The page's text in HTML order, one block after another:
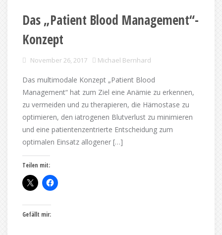
Das „Patient Blood Management“-
Konzept
November 26, 2017 Michael Bernhard
Das multimodale Konzept „Patient Blood
Management“ hat zum Ziel eine Anämie zu erkennen,
zu vermeiden und zu therapieren, die Hämostase zu
optimieren, den iatrogenen Blutverlust zu minimieren
und eine patientenzentrierte Entscheidung zum
optimalen Einsatz allogener […]
Teilen mit:
Gefällt mir: